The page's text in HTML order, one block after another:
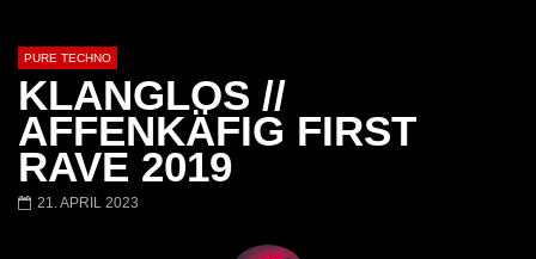
01:31:35
PURE TECHNO
KLANGLOS //
AFFENKÄFIG FIRST
RAVE 2019
21. APRIL 2023